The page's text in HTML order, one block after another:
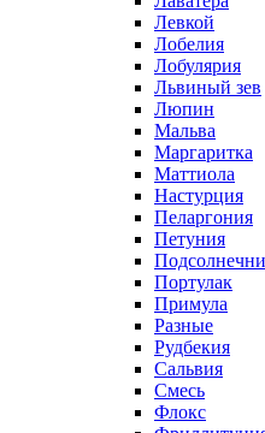
Левкой
Лобелия
Лобулярия
Львиный зев
Люпин
Мальва
Маргаритка
Маттиола
Настурция
Пеларгония
Петуния
Портулак
Примула
Разные
Рудбекия
Сальвия
Смесь
Флокс